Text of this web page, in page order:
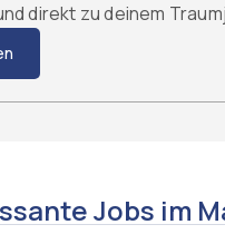
direkt zu deinem
Jobs im